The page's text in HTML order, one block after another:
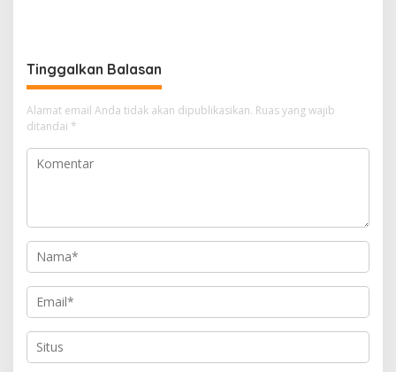
Tinggalkan Balasan
Alamat email Anda tidak akan dipublikasikan. Ruas yang wajib
ditandai *